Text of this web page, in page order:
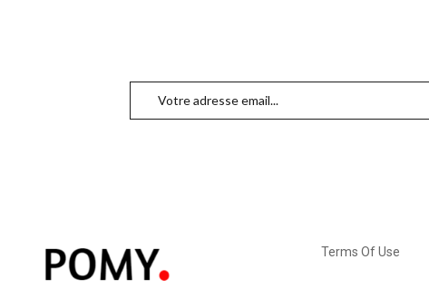
Terms Of Use